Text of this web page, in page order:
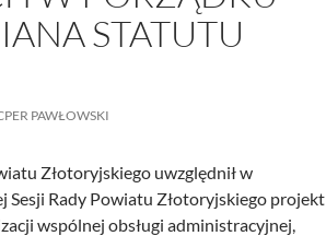
STATUTU
PAWŁOWSKI
Złotoryjskiego uwzględnił w
Sesji Rady Powiatu Złotoryjskiego projekt
wspólnej obsługi administracyjnej,